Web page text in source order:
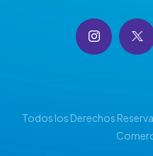
Todos los Derechos